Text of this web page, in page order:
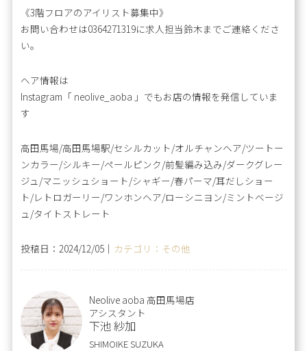
《3階フロアのアイリスト募集中》
お問い合わせは0364271319に求人担当鈴木までご連絡くださ
い。
ヘア情報は
Instagram「 neolive_aoba 」でもお店の情報を発信していま
す
高田馬場/高田馬場駅/セシルカット/オルチャンヘア/ツートー
ンカラー/シルキー/ペールピンク/前髪編み込み/ダークグレー
ジュ/マニッシュショート/シャギー/春パーマ/耳だしショー
ト/レトロガーリー/ワンホンヘア/ローシニヨン/ミントベージ
ュ/タイトストレート
投稿日：2024/12/05｜ カテゴリ：その他
Neolive aoba 高田馬場店
アシスタント
下池 紗加
SHIMOIKE SUZUKA